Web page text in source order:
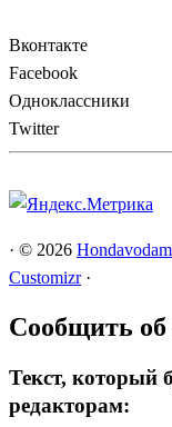
Вконтакте
Facebook
Одноклассники
Twitter
· © 2026
Customizr ·
Сообщить об
Текст, который
редакторам: